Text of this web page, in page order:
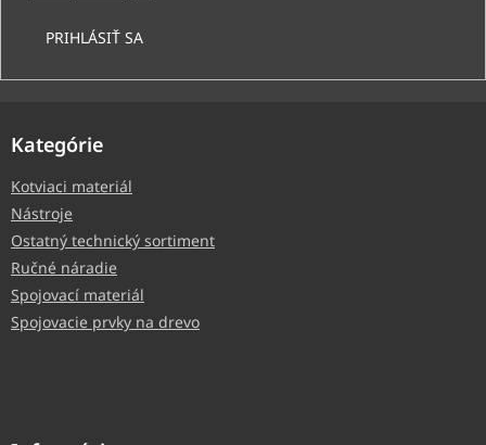
PRIHLÁSIŤ SA
Kategórie
Kotviaci materiál
Nástroje
Ostatný technický sortiment
Ručné náradie
Spojovací materiál
Spojovacie prvky na drevo